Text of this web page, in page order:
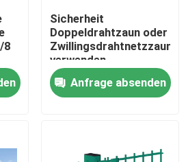
8
Sicherheit
Doppeldrahtzaun oder
Zwillingsdrahtnetzzaun
verwenden
Rundpfosten
Anfrage absenden